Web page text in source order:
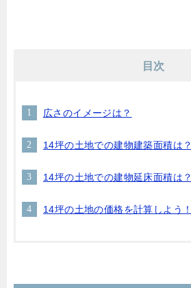
目次
広さのイメージは？
14坪の土地での建物建築面積は？
14坪の土地での建物延床面積は？
14坪の土地の価格を計算しよう！